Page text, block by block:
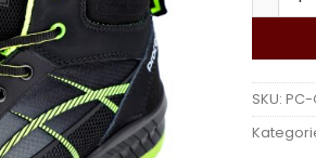
SKU: PC-